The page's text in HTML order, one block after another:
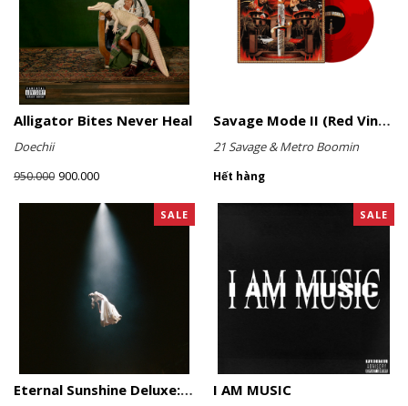
Alligator Bites Never Heal
Doechii
950.000 900.000
Savage Mode II (Red Vinyl)
21 Savage & Metro Boomin
Hết hàng
SALE
Eternal Sunshine Deluxe: Brighter Days Ahead (Translucent Marble Vinyl)
SALE
I AM MUSIC